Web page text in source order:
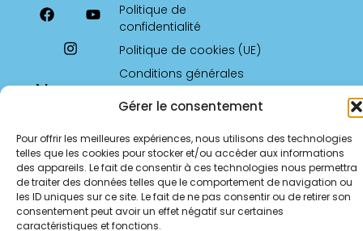
Gérer le consentement
Pour offrir les meilleures expériences, nous utilisons des technologies
telles que les cookies pour stocker et/ou accéder aux informations
des appareils. Le fait de consentir à ces technologies nous permettra
de traiter des données telles que le comportement de navigation ou
les ID uniques sur ce site. Le fait de ne pas consentir ou de retirer son
consentement peut avoir un effet négatif sur certaines
caractéristiques et fonctions.
Politique de
confidentialité
Politique de cookies (UE)
Conditions générales
Nous
contacter
parlement.ecrivaines.9@gmail.com